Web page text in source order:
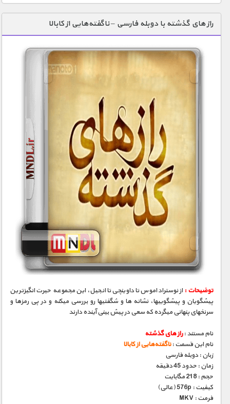
راز های گذشته با دوبله فارسی – ناگفته‌هایی‌ از کابالا
توضیحات :از نوستراداموس تا داوینچی تا انجیل، این مجموعه حیرت انگیزترین
پیشگویان و پیشگوییها، نشانه­ ها و شگفتیها رو بررسی میکنه و در پی رمزها و
سرنخهای پنهانی میگرده که سعی در پیش بینی آینده دارند
نام مستند :راز های گذشته
نام این قسمت :ناگفته‌هایی‌ از کابالا
زبان : دوبله فارسی
زمان : حدود 45 دقیقه
حجم : 218 مگابایت
کیفیت : 576p (عالی)
فرمت : MKV